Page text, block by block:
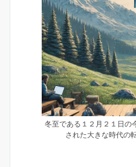
冬至である１２月２１日の
された大きな時代の